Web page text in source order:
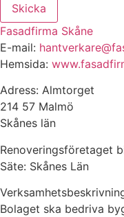
Skicka
Fasadfirma Skåne
E-mail:
Hemsida:
Adress: Almtorget
214 57 Malmö
Skånes län
Renoveringsföretaget
Säte: Skånes Län
Bolaget ska bedriva